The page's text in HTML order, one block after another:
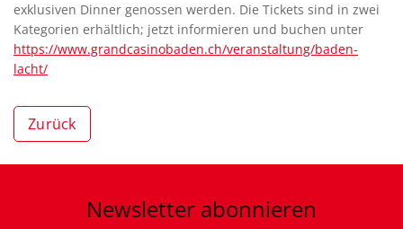
exklusiven Dinner genossen werden. Die Tickets sind in zwei
Kategorien erhältlich; jetzt informieren und buchen unter
https://www.grandcasinobaden.ch/veranstaltung/baden-
lacht/
Zurück
Newsletter abonnieren